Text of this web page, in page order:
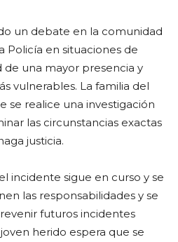
un debate en la comunidad
Policía en situaciones de
de una mayor presencia y
vulnerables. La familia del
se realice una investigación
las circunstancias exactas
justicia.
incidente sigue en curso y se
las responsabilidades y se
futuros incidentes
herido espera que se